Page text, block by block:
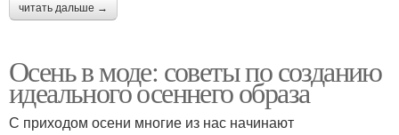
читать дальше →
Осень в моде: советы по созданию
идеального осеннего образа
С приходом осени многие из нас начинают